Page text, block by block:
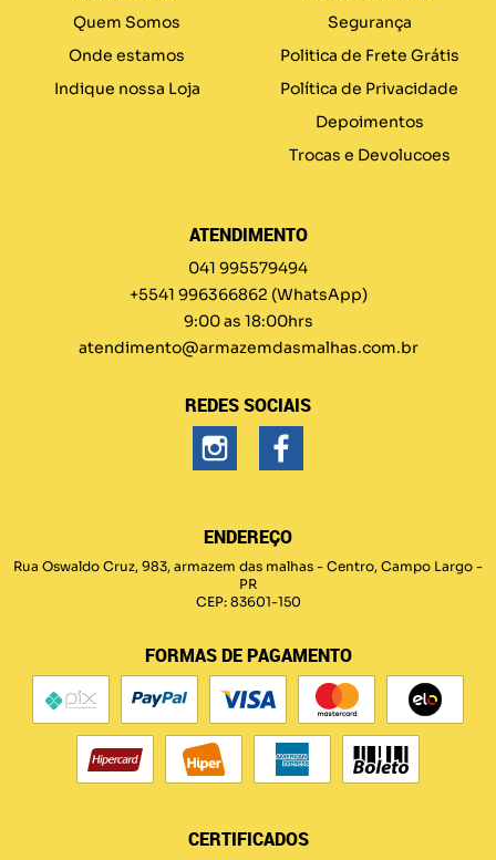
Quem Somos
Onde estamos
Indique nossa Loja
Segurança
Politica de Frete Grátis
Política de Privacidade
Depoimentos
Trocas e Devolucoes
ATENDIMENTO
041 995579494
+5541 996366862 (WhatsApp)
9:00 as 18:00hrs
atendimento@armazemdasmalhas.com.br
REDES SOCIAIS
ENDEREÇO
Rua Oswaldo Cruz, 983, armazem das malhas - Centro, Campo Largo -
PR
CEP: 83601-150
FORMAS DE PAGAMENTO
CERTIFICADOS